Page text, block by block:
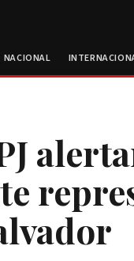
NACIONAL